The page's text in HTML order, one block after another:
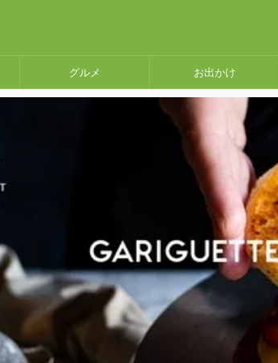
グルメ お出かけ